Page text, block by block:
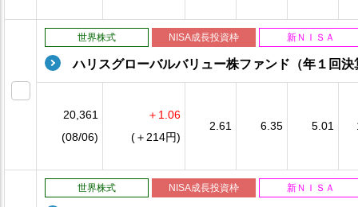
世界株式 NISA成長投資枠 新ＮＩＳＡ
ハリスグローバルバリュー株ファンド（年１回決
20,361
(08/06)
＋1.06
(＋214円)
2.61 6.35 5.01
世界株式 NISA成長投資枠 新ＮＩＳＡ